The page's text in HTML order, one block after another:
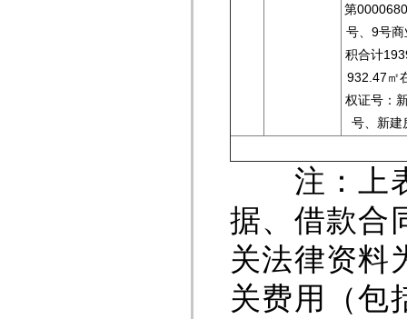
第
号、9号
积合计
932.47㎡
权证号：
号、新建
注：上表
据、借款合
关法律资料
关费用（包